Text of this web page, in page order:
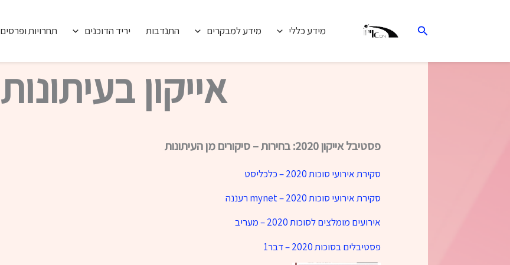
חיפוש מידע כללי מידע למבקרים התנדבות יריד הדוכנים תחרויות ופרסים
אייקון בעיתונות
פסטיבל אייקון 2020: בחירות – סיקורים מן העיתונות
סקירת אירועי סוכות 2020 – כלכליסט
סקירת אירועי סוכות 2020 – mynet רעננה
אירועים מומלצים לסוכות 2020 – מעריב
פסטיבלים בסוכות 2020 – דבר1